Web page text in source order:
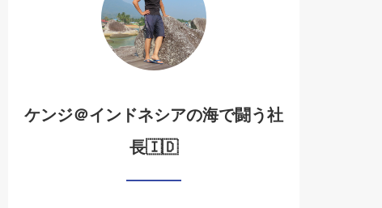
ケンジ＠インドネシアの海で闘う社
長🇮🇩